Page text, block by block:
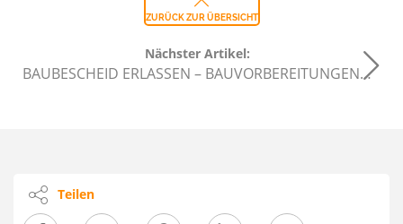
ZURÜCK ZUR ÜBERSICHT
Nächster Artikel:
BAUBESCHEID ERLASSEN – BAUVORBEREITUNGEN…
Teilen